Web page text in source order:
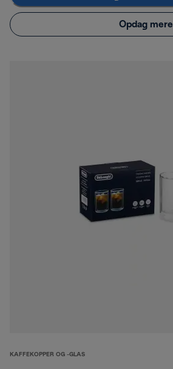
Opdag mere
KAFFEKOPPER OG -GLAS